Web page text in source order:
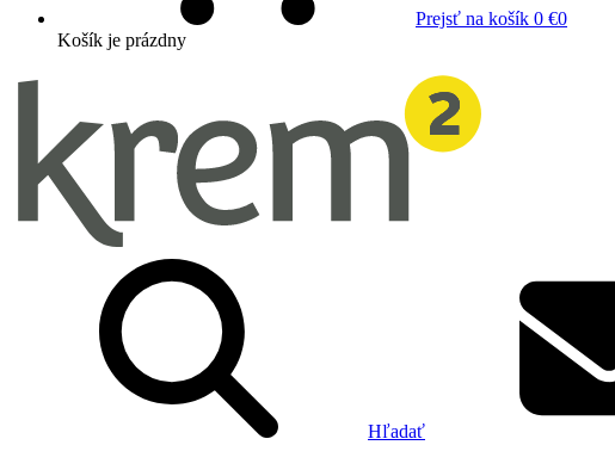
Prejsť na košík 0 €0
Košík je prázdny
Hľadať